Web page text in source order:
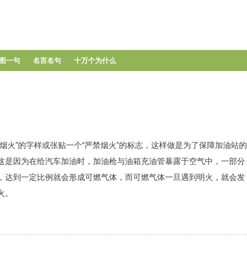
要
内
一句 名言名句 十万个为什么
”的字样或张贴一个“严禁烟火”的标志，这样做是为了保障加油站的
因为在给汽车加油时，加油枪与油箱充油管暴露于空气中，一部分
到一定比例就会形成可燃气体，而可燃气体一旦遇到明火，就会发